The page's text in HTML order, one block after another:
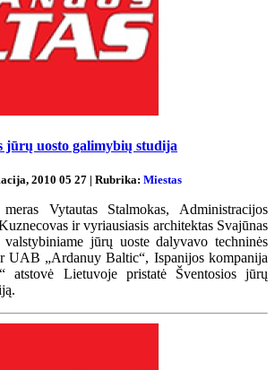
jūrų uosto galimybių studija
2010 05 27 | Rubrika: Miestas
Vytautas Stalmokas, Administracijos
ir vyriausiasis architektas Svajūnas
jūrų uoste dalyvavo techninės
UAB „Ardanuy Baltic“, Ispanijos kompanija
atstovė Lietuvoje pristatė Šventosios jūrų